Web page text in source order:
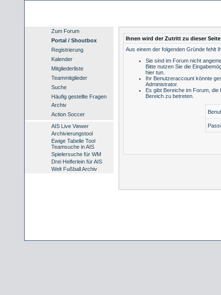
Zum Forum
Portal / Shoutbox
Registrierung
Kalender
Mitgliederliste
Teammitglieder
Suche
Häufig gestellte Fragen
Archiv
Action Soccer
AIS Live Viewer
Archivierungstool
Ewige Tabelle Tool
Teamsuche in AIS
Spielersuche für WM
Drei Helferlein für AIS
Welt Fußball Archiv
Ihnen wird der Zutritt zu dieser
Aus einem der folgenden Gründe fehlt
Sie sind im Forum nicht
Bitte nutzen Sie die
hier tun
Ihr Benutzeraccount könnte
Administrator.
Es gibt Bereiche im Forum,
Bereich zu betreten.